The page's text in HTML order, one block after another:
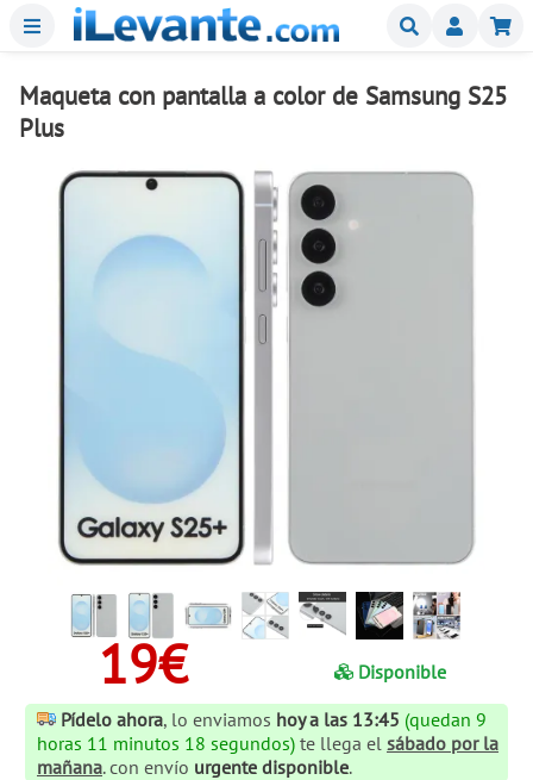
Menu Buscar
Maqueta con pantalla a color de Samsung S25
Plus
19€
Disponible
Pídelo ahora, lo enviamos hoy a las 13:45 (quedan 9
horas 11 minutos 17 segundos)te llega el sábado por la
mañana. con envío urgente disponible.